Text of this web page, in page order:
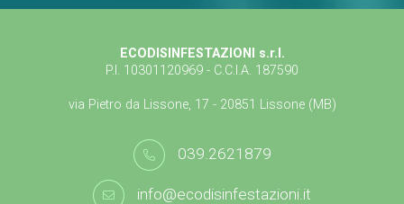
ECODISINFESTAZIONI s.r.l.
P.I. 10301120969 - C.C.I.A. 187590
via Pietro da Lissone, 17 - 20851 Lissone (MB)
039.2621879
info@ecodisinfestazioni.it